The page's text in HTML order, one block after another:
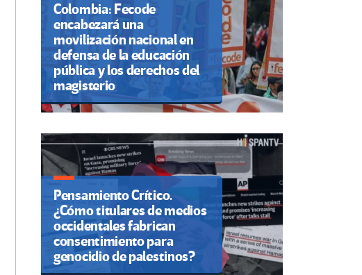
Colombia: Fecode
encabezará una
movilización nacional en
defensa de la educación
pública y los derechos del
magisterio
Pensamiento Crítico.
¿Cómo titulares de medios
occidentales fabrican
consentimiento para
genocidio de palestinos?